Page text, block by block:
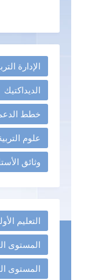
الإدارة
الديداكتيك
خطط
علوم
وثائق
التعليم
المستوى
المستوى